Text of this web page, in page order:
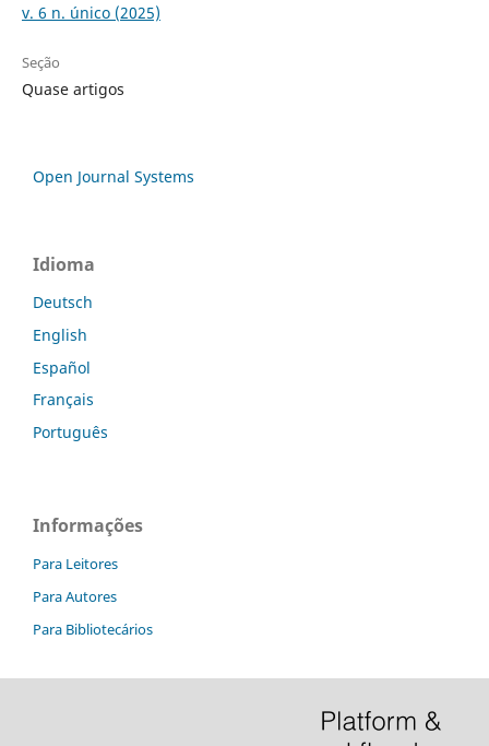
v. 6 n. único (2025)
Seção
Quase artigos
Open Journal Systems
Idioma
Deutsch
English
Español
Français
Português
Informações
Para Leitores
Para Autores
Para Bibliotecários